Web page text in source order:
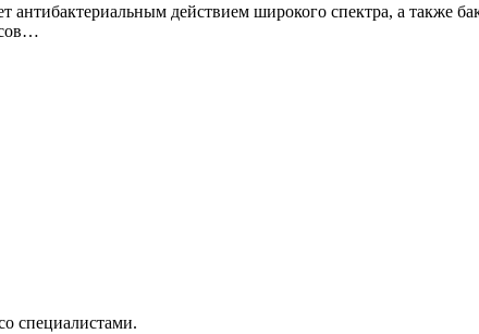
действием широкого спектра, а также
специалистами.